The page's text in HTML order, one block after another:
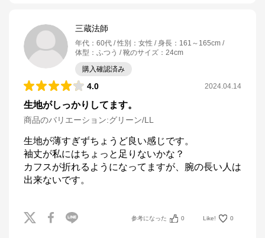
三蔵法師
年代 ： 60代 性別 ： 女性 身長 ： 161～165cm
体型 ： ふつう 靴のサイズ ： 24cm
購入確認済み
4.0 2024.04.14
生地がしっかりしてます。
商品のバリエーション:グリーン/LL
生地が薄すぎずちょうど良い感じです。
袖丈が私にはちょっと足りないかな？
カフスが折れるようになってますが、腕の長い人は
参考になった 0 Like! 0